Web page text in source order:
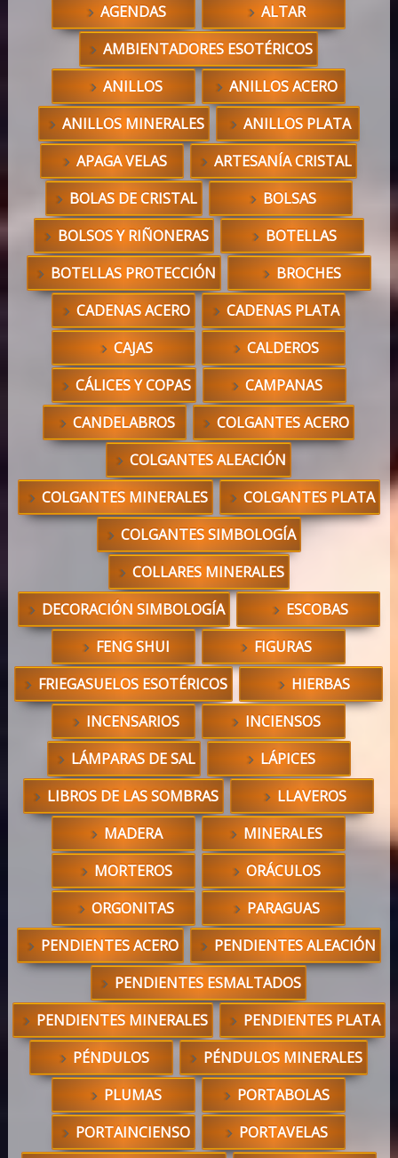
AGENDAS
ALTAR
AMBIENTADORES ESOTÉRICOS
ANILLOS
ANILLOS ACERO
ANILLOS MINERALES
ANILLOS PLATA
APAGA VELAS
ARTESANÍA CRISTAL
BOLAS DE CRISTAL
BOLSAS
BOLSOS Y RIÑONERAS
BOTELLAS
BOTELLAS PROTECCIÓN
BROCHES
CADENAS ACERO
CADENAS PLATA
CAJAS
CALDEROS
CÁLICES Y COPAS
CAMPANAS
CANDELABROS
COLGANTES ACERO
COLGANTES ALEACIÓN
COLGANTES MINERALES
COLGANTES PLATA
COLGANTES SIMBOLOGÍA
COLLARES MINERALES
DECORACIÓN SIMBOLOGÍA
ESCOBAS
FENG SHUI
FIGURAS
FRIEGASUELOS ESOTÉRICOS
HIERBAS
INCENSARIOS
INCIENSOS
LÁMPARAS DE SAL
LÁPICES
LIBROS DE LAS SOMBRAS
LLAVEROS
MADERA
MINERALES
MORTEROS
ORÁCULOS
ORGONITAS
PARAGUAS
PENDIENTES ACERO
PENDIENTES ALEACIÓN
PENDIENTES ESMALTADOS
PENDIENTES MINERALES
PENDIENTES PLATA
PÉNDULOS
PÉNDULOS MINERALES
PLUMAS
PORTABOLAS
PORTAINCIENSO
PORTAVELAS